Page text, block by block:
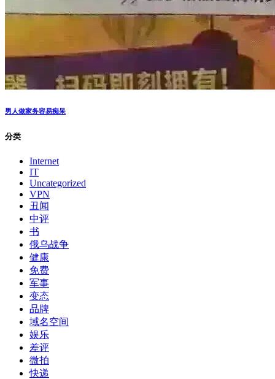
男人做家务容易痴呆
分类
Internet
IT
Uncategorized
VPN
丑闻
中评
书
俄乌战争
健康
免费
军事
变态
品牌
域名空间
娱乐
差评
微拍
快递